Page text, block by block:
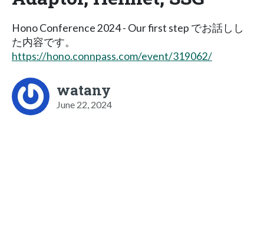
Hono Conference 2024 - Our first step でお話しし
た内容です。
https://hono.connpass.com/event/319062/
watany
June 22, 2024